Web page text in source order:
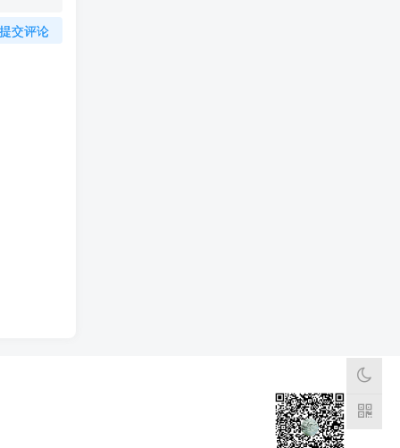
提交评论